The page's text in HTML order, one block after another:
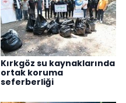
Kırkgöz su kaynaklarında
ortak koruma
seferberliği